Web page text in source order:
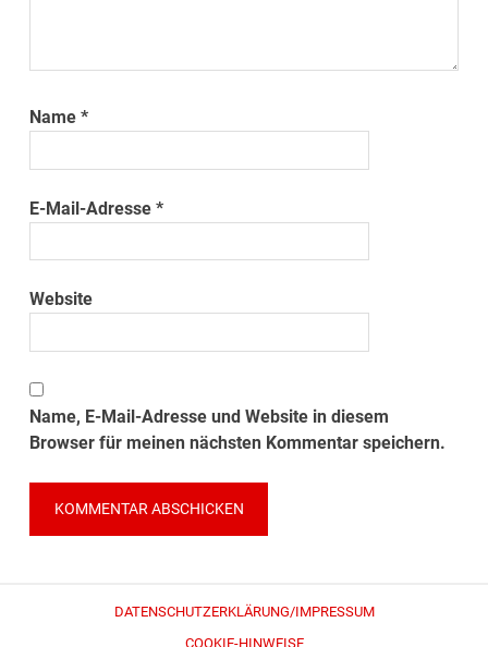
Name*
E-Mail-Adresse*
Website
Name, E-Mail-Adresse und Website in diesem
Browser für meinen nächsten Kommentar speichern.
DATENSCHUTZERKLÄRUNG/IMPRESSUM
COOKIE-HINWEISE